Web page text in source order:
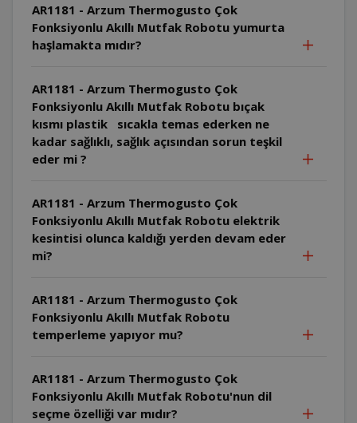
AR1181 - Arzum Thermogusto Çok
Fonksiyonlu Akıllı Mutfak Robotu yumurta
haşlamakta mıdır?
AR1181 - Arzum Thermogusto Çok
Fonksiyonlu Akıllı Mutfak Robotu bıçak
kısmı plastik sıcakla temas ederken ne
kadar sağlıklı, sağlık açısından sorun teşkil
eder mi ?
AR1181 - Arzum Thermogusto Çok
Fonksiyonlu Akıllı Mutfak Robotu elektrik
kesintisi olunca kaldığı yerden devam eder
mi?
AR1181 - Arzum Thermogusto Çok
Fonksiyonlu Akıllı Mutfak Robotu
temperleme yapıyor mu?
AR1181 - Arzum Thermogusto Çok
Fonksiyonlu Akıllı Mutfak Robotu'nun dil
seçme özelliği var mıdır?